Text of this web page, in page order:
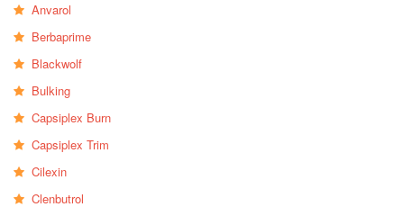
Anvarol
Berbaprime
Blackwolf
Bulking
Capsiplex Burn
Capsiplex Trim
Cilexin
Clenbutrol